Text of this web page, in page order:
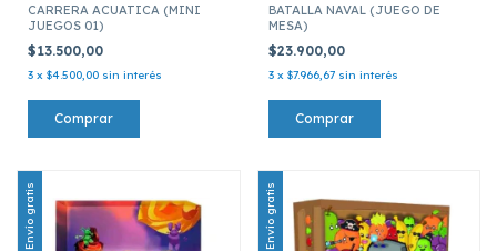
CARRERA ACUATICA (MINI
JUEGOS 01)
$13.500,00
3 x $4.500,00 sin interés
BATALLA NAVAL (JUEGO DE
MESA)
$23.900,00
3 x $7.966,67 sin interés
Envío gratis Envío gratis